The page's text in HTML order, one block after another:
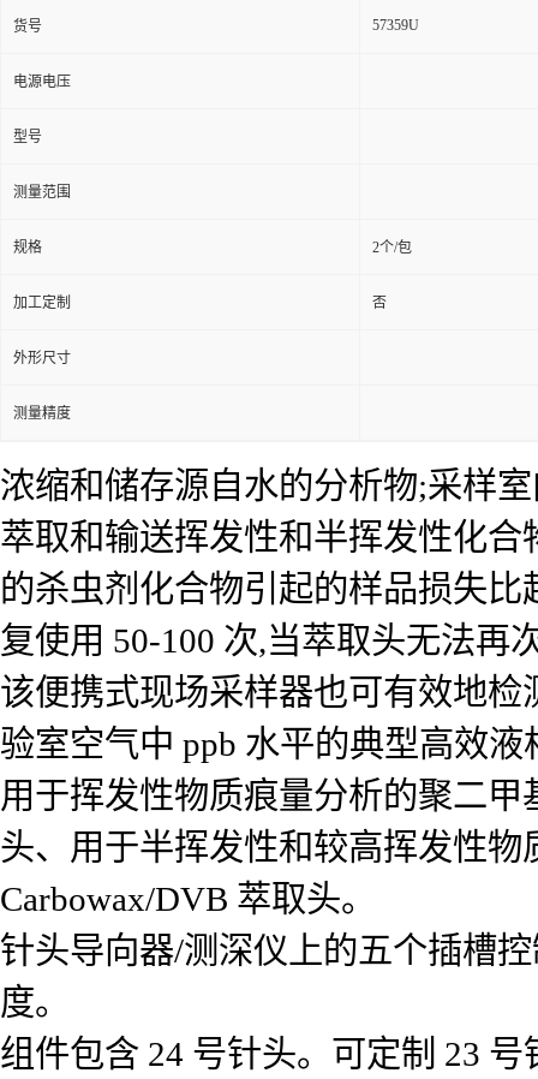
货号 57359U
电源电压
型号
测量范围
规格 2个/包
加工定制 否
外形尺寸
测量精度
浓缩和储存源自水的分析物;采样
萃取和输送挥发性和半挥发性化
的杀虫剂化合物引起的样品损失
复使用 50-100 次,当萃取头无法再
该便携式现场采样器也可有效地
验室空气中 ppb 水平的典型高效
用于挥发性物质痕量分析的聚二甲
头、用于半挥发性和较高挥发性
Carbowax/DVB 萃取头。
针头导向器/测深仪上的五个插槽
度。
组件包含 24 号针头。可定制 23